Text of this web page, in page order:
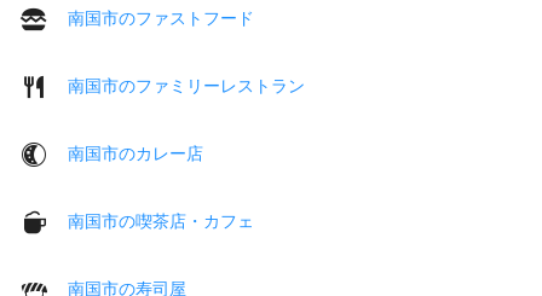
南国市のファストフード
南国市のファミリーレストラン
南国市のカレー店
南国市の喫茶店・カフェ
南国市の寿司屋